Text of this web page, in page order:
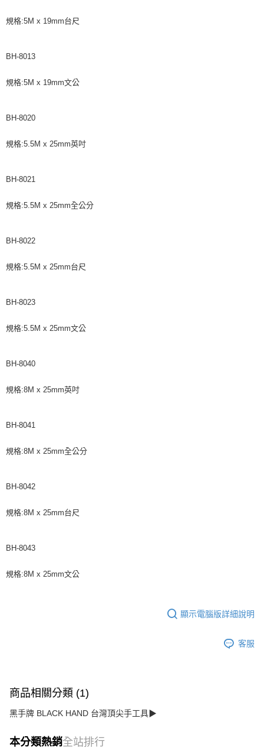
規格:5M x 19mm台尺
BH-8013
規格:5M x 19mm文公
BH-8020
規格:5.5M x 25mm英吋
BH-8021
規格:5.5M x 25mm全公分
BH-8022
規格:5.5M x 25mm台尺
BH-8023
規格:5.5M x 25mm文公
BH-8040
規格:8M x 25mm英吋
BH-8041
規格:8M x 25mm全公分
BH-8042
規格:8M x 25mm台尺
BH-8043
規格:8M x 25mm文公
顯示電腦版詳細說明
客服
商品相關分類 (1)
黑手牌 BLACK HAND 台灣頂尖手工具▶
本分類熱銷全站排行